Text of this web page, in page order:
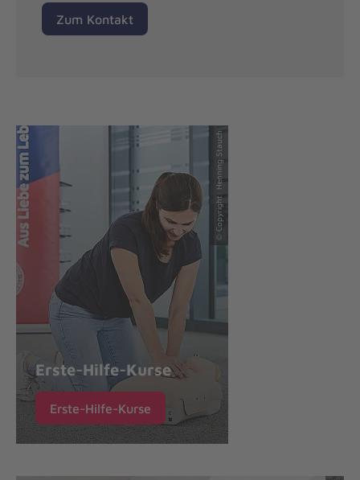
Zum Kontakt
© Copyright: Henning Stauch
Erste-Hilfe-Kurse
Erste-Hilfe-Kurse